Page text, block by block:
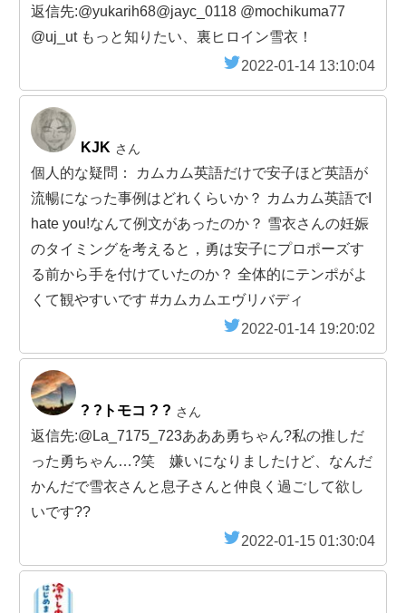
返信先:@yukarih68@jayc_0118 @mochikuma77
@uj_ut もっと知りたい、裏ヒロイン雪衣！
2022-01-14 13:10:04
KJK さん
個人的な疑問： カムカム英語だけで安子ほど英語が
流暢になった事例はどれくらいか？ カムカム英語でI
hate you!なんて例文があったのか？ 雪衣さんの妊娠
のタイミングを考えると，勇は安子にプロポーズす
る前から手を付けていたのか？ 全体的にテンポがよ
くて観やすいです #カムカムエヴリバディ
2022-01-14 19:20:02
? ?トモコ ? ? さん
返信先:@La_7175_723あああ勇ちゃん?私の推しだ
った勇ちゃん…?笑 嫌いになりましたけど、なんだ
かんだで雪衣さんと息子さんと仲良く過ごして欲し
いです??
2022-01-15 01:30:04